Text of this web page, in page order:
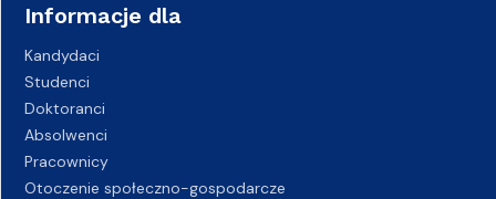
Informacje dla
Kandydaci
Studenci
Doktoranci
Absolwenci
Pracownicy
Otoczenie społeczno-gospodarcze